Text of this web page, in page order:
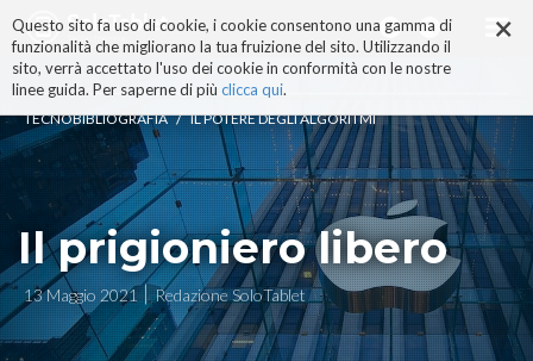
×
Questo sito fa uso di cookie, i cookie consentono una gamma di
funzionalità che migliorano la tua fruizione del sito. Utilizzando il
sito, verrà accettato l'uso dei cookie in conformità con le nostre
linee guida. Per saperne di più clicca qui.
ai
contenuti.
|
alla
navigazione
TECNOBIBLIOGRAFIA / IL POTERE DEGLI ALGORITMI
Il prigioniero libero
13 Maggio 2021 Redazione SoloTablet